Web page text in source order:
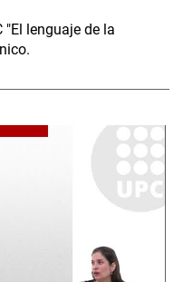
"El lenguaje de la